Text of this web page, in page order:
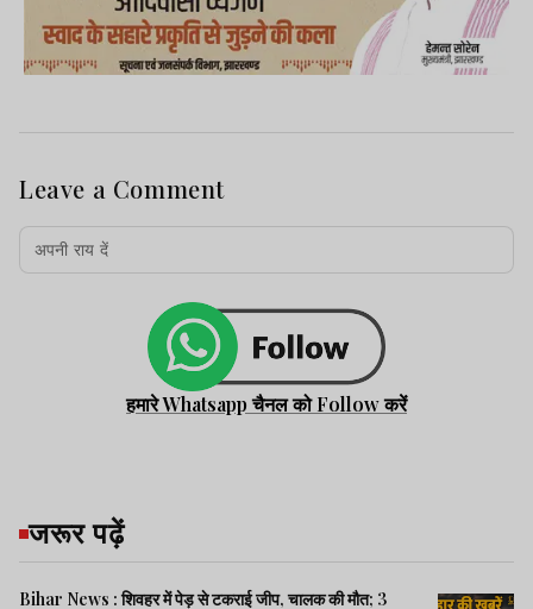
Leave a Comment
हमारे Whatsapp चैनल को Follow करें
जरूर पढ़ें
Bihar News : शिवहर में पेड़ से टकराई जीप, चालक की मौत; 3